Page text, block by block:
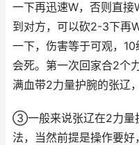
一下再迅速W，否则直
到对方，可以砍2-3下再
一下，伤害等于可观，
会死。第一次回家合2个
满血带2力量护腕的张辽
③一般来说张辽在2力量
法，当然前提是操作要